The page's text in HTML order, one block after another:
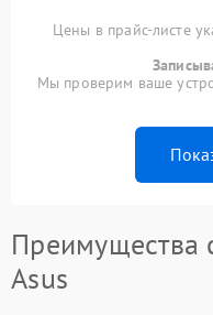
Цены в прайс-листе
Мы проверим ваше
Преимущества
Asus